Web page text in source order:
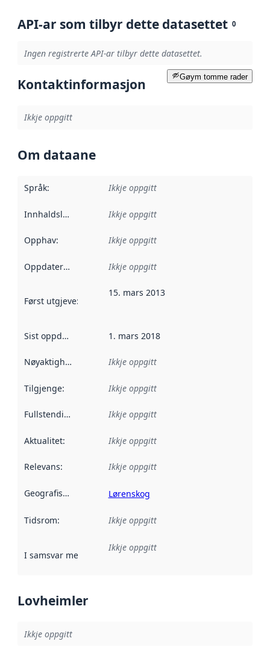
API-ar som tilbyr dette datasettet 0
Ingen registrerte API-ar tilbyr dette datasettet.
Gøym tomme rader
Kontaktinformasjon
Ikkje oppgitt
Om dataane
Språk: Ikkje oppgitt
Innhaldsleverandørar :
Ikkje oppgitt
Opphav: Ikkje oppgitt
Oppdateringsfrekvens :
Ikkje oppgitt
Først utgjeve:
15. mars 2013
Sist oppdatert 1. mars 2018
Nøyaktigheit Ikkje oppgitt
Tilgjenge: Ikkje oppgitt
Fullstendigheit Ikkje oppgitt
Aktualitet: Ikkje oppgitt
Relevans: Ikkje oppgitt
Geografisk område Lørenskog
Tidsrom: Ikkje oppgitt
I samsvar med Referanse til ei implementeringsregel eller
Ikkje oppgitt
Lovheimler
Ikkje oppgitt